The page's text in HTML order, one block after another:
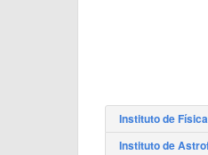
Instituto de Física
Instituto de